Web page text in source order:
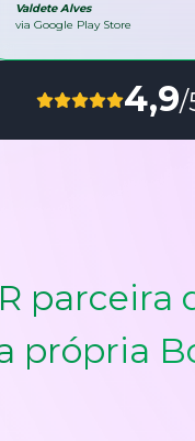
Valdete Alves
via Google Play Store
4,9/
parceira
própria